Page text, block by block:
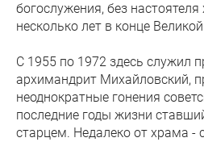
богослужения, без
несколько лет в конце
С 1955 по 1972 здесь служил
архимандрит Михайловский,
неоднократные гонения
последние годы жизни
старцем. Недалеко от храма -